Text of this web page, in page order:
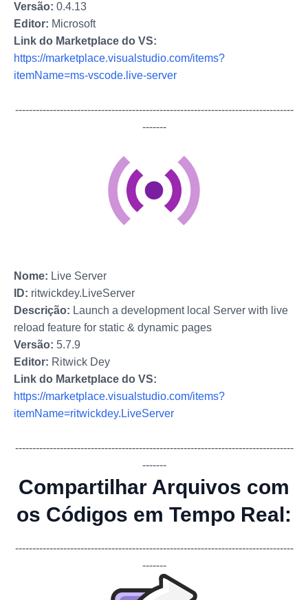
Versão: 0.4.13
Editor: Microsoft
Link do Marketplace do VS:
https://marketplace.visualstudio.com/items?
itemName=ms-vscode.live-server
---------------------------------------------------------------------------------
-------
Nome: Live Server
ID: ritwickdey.LiveServer
Descrição: Launch a development local Server with live
reload feature for static & dynamic pages
Versão: 5.7.9
Editor: Ritwick Dey
Link do Marketplace do VS:
https://marketplace.visualstudio.com/items?
itemName=ritwickdey.LiveServer
---------------------------------------------------------------------------------
-------
Compartilhar Arquivos com
os Códigos em Tempo Real:
---------------------------------------------------------------------------------
-------